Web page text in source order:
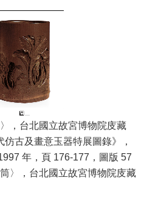
，台北國立故宮博物院庋藏
古及畫意玉器特展圖錄》，
年，頁 176-177，圖版 57
〉，台北國立故宮博物院庋藏